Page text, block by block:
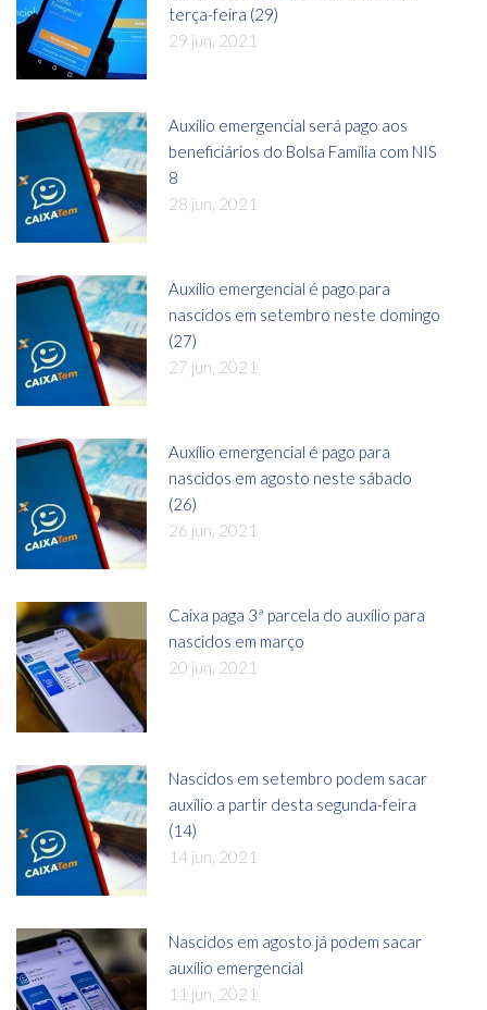
terça-feira (29)
29 jun, 2021
Auxílio emergencial será pago aos
beneficiários do Bolsa Família com NIS
8
28 jun, 2021
Auxílio emergencial é pago para
nascidos em setembro neste domingo
(27)
27 jun, 2021
Auxílio emergencial é pago para
nascidos em agosto neste sábado
(26)
26 jun, 2021
Caixa paga 3ª parcela do auxílio para
nascidos em março
20 jun, 2021
Nascidos em setembro podem sacar
auxílio a partir desta segunda-feira
(14)
14 jun, 2021
Nascidos em agosto já podem sacar
auxílio emergencial
11 jun, 2021